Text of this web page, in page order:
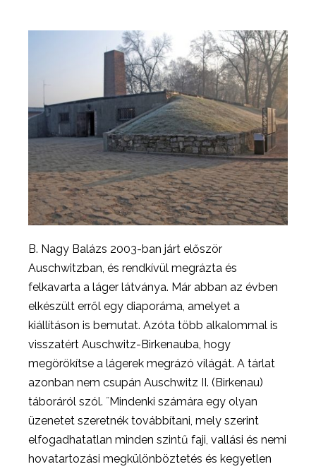
B. Nagy Balázs 2003-ban járt először
Auschwitzban, és rendkívül megrázta és
felkavarta a láger látványa. Már abban az évben
elkészült erről egy diaporáma, amelyet a
kiállításon is bemutat. Azóta több alkalommal is
visszatért Auschwitz-Birkenauba, hogy
megörökítse a lágerek megrázó világát. A tárlat
azonban nem csupán Auschwitz II. (Birkenau)
táboráról szól. ˝Mindenki számára egy olyan
üzenetet szeretnék továbbítani, mely szerint
elfogadhatatlan minden szintű faji, vallási és nemi
hovatartozási megkülönböztetés és kegyetlen